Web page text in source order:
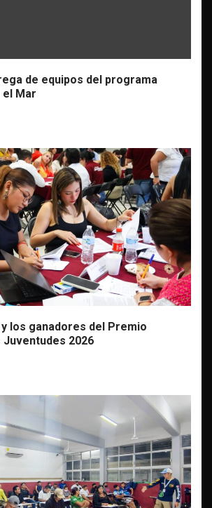
de equipos del programa
el Mar
los ganadores del Premio
Juventudes 2026